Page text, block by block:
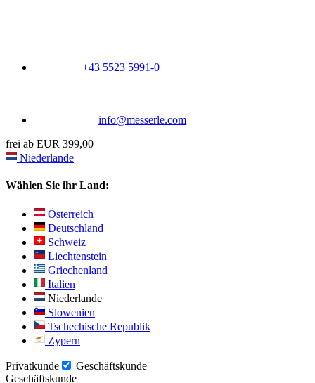
+43 5523 5991-0
info@messerle.com
frei ab EUR 399,00
Niederlande
Wählen Sie ihr Land:
Österreich
Deutschland
Schweiz
Liechtenstein
Griechenland
Italien
Niederlande
Slowenien
Tschechische Republik
Zypern
Privatkunde
Geschäftskunde
Geschäftskunde